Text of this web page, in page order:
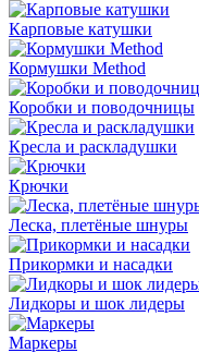
Карповые катушки
Кормушки Method
Коробки и поводочницы
Кресла и раскладушки
Крючки
Леска, плетёные шнуры
Прикормки и насадки
Лидкоры и шок лидеры
Маркеры